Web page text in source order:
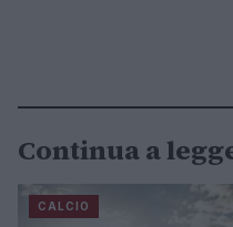
Continua a
CALCIO